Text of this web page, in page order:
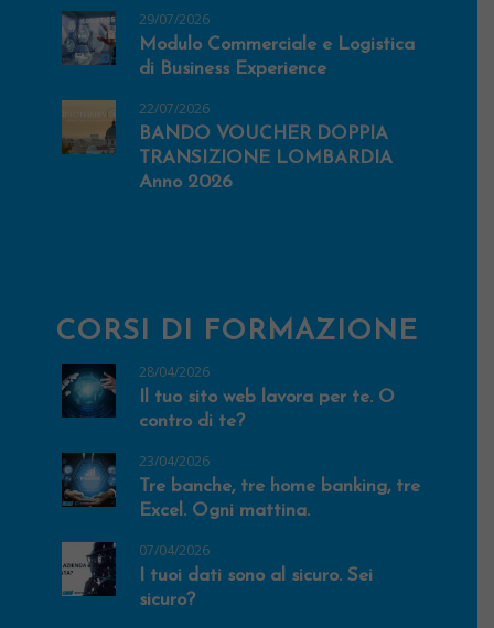
29/07/2026
Modulo Commerciale e Logistica
di Business Experience
22/07/2026
BANDO VOUCHER DOPPIA
TRANSIZIONE LOMBARDIA
Anno 2026
CORSI DI FORMAZIONE
28/04/2026
Il tuo sito web lavora per te. O
contro di te?
23/04/2026
Tre banche, tre home banking, tre
Excel. Ogni mattina.
07/04/2026
I tuoi dati sono al sicuro. Sei
sicuro?